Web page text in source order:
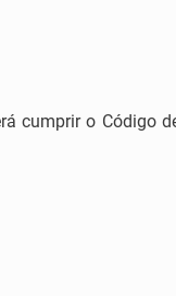
cumprir o Código